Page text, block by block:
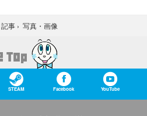
記事 › 写真・画像
STEAM Facebook YouTube